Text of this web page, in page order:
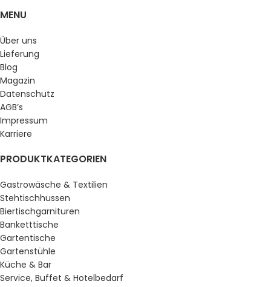
MENU
Über uns
Lieferung
Blog
Magazin
Datenschutz
AGB’s
Impressum
Karriere
PRODUKTKATEGORIEN
Gastrowäsche & Textilien
Stehtischhussen
Biertischgarnituren
Banketttische
Gartentische
Gartenstühle
Küche & Bar
Service, Buffet & Hotelbedarf